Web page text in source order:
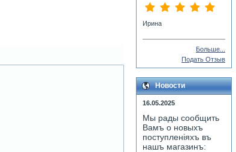
Ирина
Больше...
Подать Отзыв
Новости
16.05.2025
Мы рады сообщить
Вамъ о новыхъ
поступленiяхъ въ
нашъ магазинъ: